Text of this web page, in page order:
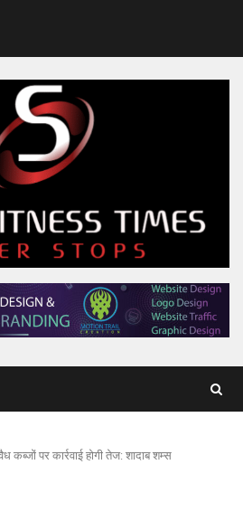
कब्जों पर कार्रवाई होगी तेज: शादाब शम्स